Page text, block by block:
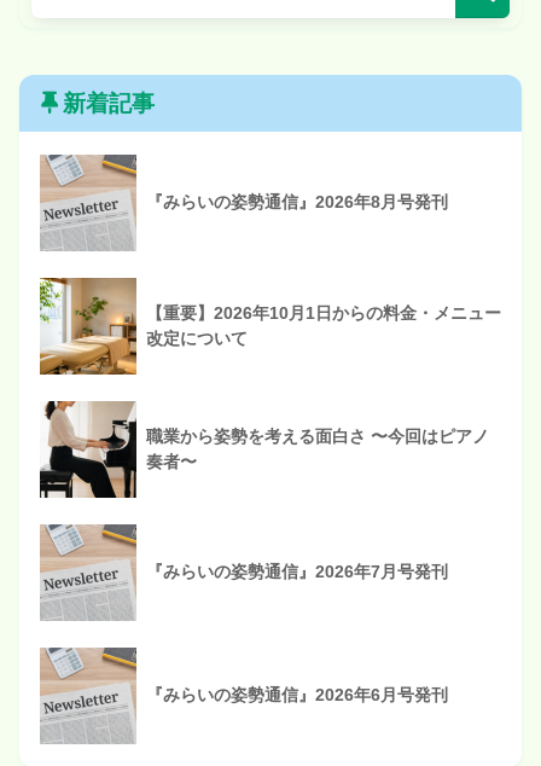
新着記事
『みらいの姿勢通信』2026年8月号発刊
【重要】2026年10月1日からの料金・メニュー
改定について
職業から姿勢を考える面白さ 〜今回はピアノ
奏者〜
『みらいの姿勢通信』2026年7月号発刊
『みらいの姿勢通信』2026年6月号発刊